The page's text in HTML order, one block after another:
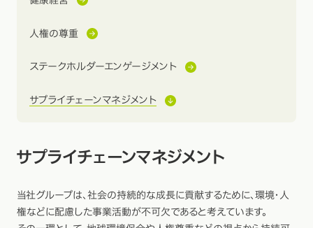
人権の尊重
ステークホルダーエンゲージメント
サプライチェーンマネジメント
サプライチェーンマネジメント
当社グループは、社会の持続的な成長に貢献するために、環境・人
権などに配慮した事業活動が不可欠であると考えています。